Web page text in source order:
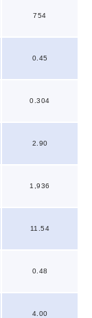
754
0.45
0.304
2.90
1,936
11.54
0.48
4.00